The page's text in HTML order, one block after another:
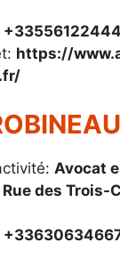
+33556122444
https://
Avocat
des Trois-